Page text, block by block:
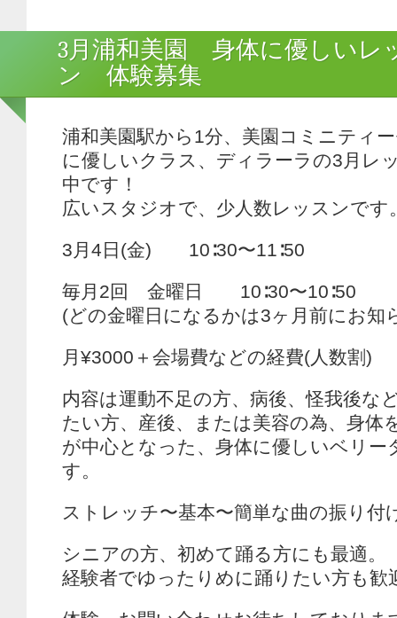
3月浦和美園 身体に優しいレ
ン 体験募集
浦和美園駅から1分、美園コミニティ
に優しいクラス、ディラーラの3月レ
中です！
広いスタジオで、少人数レッスンです
3月4日(金) 10∶30〜11∶50
毎月2回 金曜日 10∶30〜10∶50
(どの金曜日になるかは3ヶ月前にお知
月¥3000＋会場費などの経費(人数割)
内容は運動不足の方、病後、怪我後な
たい方、産後、または美容の為、身体
が中心となった、身体に優しいベリー
す。
ストレッチ〜基本〜簡単な曲の振り付
シニアの方、初めて踊る方にも最適。
経験者でゆったりめに踊りたい方も歓